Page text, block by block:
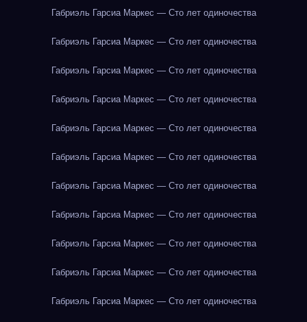
Габриэль Гарсиа Маркес — Сто лет одиночества
Габриэль Гарсиа Маркес — Сто лет одиночества
Габриэль Гарсиа Маркес — Сто лет одиночества
Габриэль Гарсиа Маркес — Сто лет одиночества
Габриэль Гарсиа Маркес — Сто лет одиночества
Габриэль Гарсиа Маркес — Сто лет одиночества
Габриэль Гарсиа Маркес — Сто лет одиночества
Габриэль Гарсиа Маркес — Сто лет одиночества
Габриэль Гарсиа Маркес — Сто лет одиночества
Габриэль Гарсиа Маркес — Сто лет одиночества
Габриэль Гарсиа Маркес — Сто лет одиночества